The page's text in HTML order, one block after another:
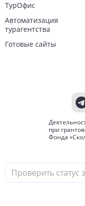
ТурОфис
Автоматизация
турагентства
Готовые сайты
при
Фонда